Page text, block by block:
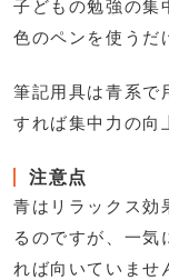
子どもの勉強の集
色のペンを使うだ
筆記用具は青系で
すれば集中力の向
注意点
青はリラックス効
るのですが、一気
れば向いていませ